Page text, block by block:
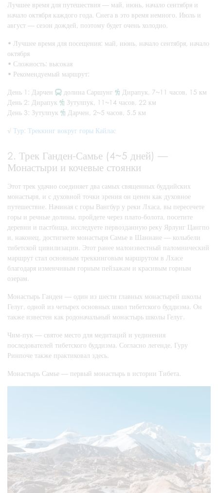
Лучшее время для путешествия — май, июнь, начало сентября и
начало октября каждого года. Снега в это время немного. Июль и
август — сезон дождей, поэтому будет очень холодно.
• Лучшее время для посещения: май, июнь, начало сентября, начало
октября
• Сложность: высокая
• Рекомендуемый маршрут:
День 1: Дарчен долина Саршунг
Дирапук, 7~11 часов, 15 км
День 2: Дирапук
Зутулпук, 11~14 часов, 22 км
День 3: Зутулпук
Дарчен, 2~5 часов, 5.5 км
√ Тур: Треккинг вокруг горы Кайлас
2. Трек Ганден-Самье (4~5 дней) —
Монастыри и кочевые стоянки
Этот трек удачно соединяет два самых священных буддийских
монастыря, и с духовной точки зрения он ценен как духовное
путешествие. Начиная с горы Вангбур у реки Лхаса, вы пересечете
горы и речные долины, пройдете через плато-болота, посетите
деревни и пастбища, исследуете первозданную реку Ярлунг Цангпо
и, наконец, достигнете монастыря Самье в Шаннане — колыбели
тибетской цивилизации. Этот ранее малоизвестный паломнический
маршрут стал основным треккинговым маршрутом в Лхасе
благодаря изменчивым горным пейзажам и красивым горным
озерам.
Монастырь Ганден — один из шести главных монастырей школы
Гелуг, одной из четырех основных школ тибетского буддизма. Он
также известен как родоначальный монастырь школы Гелуг.
Чим-пук — святое место для медитаций и уединения
последователей тибетского буддизма. Согласно легенде, Гуру
Ринпоче также практиковал здесь.
Монастырь Самье — первый монастырь в истории Тибета.